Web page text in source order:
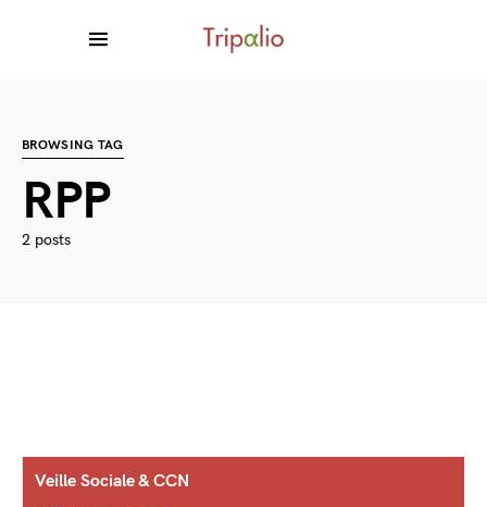
BROWSING TAG
RPP
2 posts
Veille Sociale & CCN